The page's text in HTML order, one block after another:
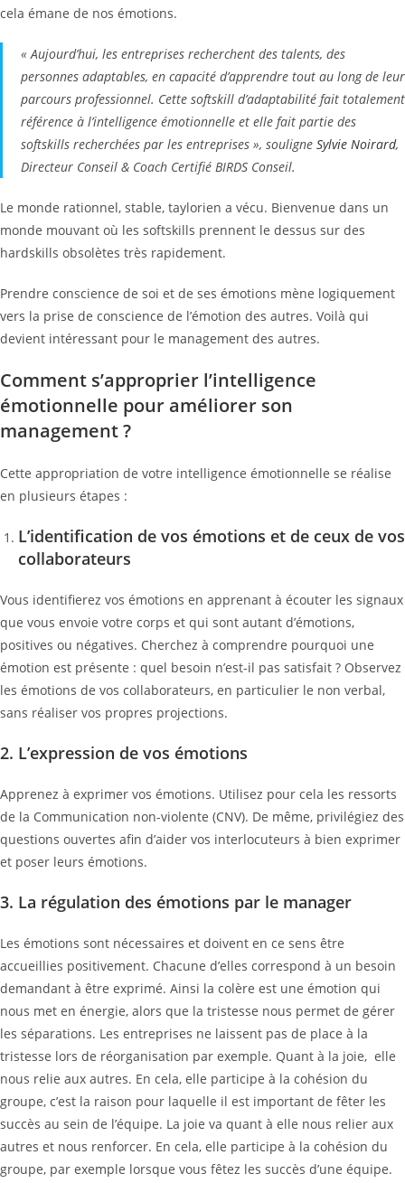
cela émane de nos émotions.
« Aujourd’hui, les entreprises recherchent des talents, des
personnes adaptables, en capacité d’apprendre tout au long de leur
parcours professionnel. Cette softskill d’adaptabilité fait totalement
référence à l’intelligence émotionnelle et elle fait partie des
softskills recherchées par les entreprises », souligne Sylvie Noirard,
Directeur Conseil & Coach Certifié BIRDS Conseil.
Le monde rationnel, stable, taylorien a vécu. Bienvenue dans un
monde mouvant où les softskills prennent le dessus sur des
hardskills obsolètes très rapidement.
Prendre conscience de soi et de ses émotions mène logiquement
vers la prise de conscience de l’émotion des autres. Voilà qui
devient intéressant pour le management des autres.
Comment s’approprier l’intelligence
émotionnelle pour améliorer son
management ?
Cette appropriation de votre intelligence émotionnelle se réalise
en plusieurs étapes :
L’identification de vos émotions et de ceux de vos
collaborateurs
Vous identifierez vos émotions en apprenant à écouter les signaux
que vous envoie votre corps et qui sont autant d’émotions,
positives ou négatives. Cherchez à comprendre pourquoi une
émotion est présente : quel besoin n’est-il pas satisfait ? Observez
les émotions de vos collaborateurs, en particulier le non verbal,
sans réaliser vos propres projections.
2. L’expression de vos émotions
Apprenez à exprimer vos émotions. Utilisez pour cela les ressorts
de la Communication non-violente (CNV). De même, privilégiez des
questions ouvertes afin d’aider vos interlocuteurs à bien exprimer
et poser leurs émotions.
3. La régulation des émotions par le manager
Les émotions sont nécessaires et doivent en ce sens être
accueillies positivement. Chacune d’elles correspond à un besoin
demandant à être exprimé. Ainsi la colère est une émotion qui
nous met en énergie, alors que la tristesse nous permet de gérer
les séparations. Les entreprises ne laissent pas de place à la
tristesse lors de réorganisation par exemple. Quant à la joie, elle
nous relie aux autres. En cela, elle participe à la cohésion du
groupe, c’est la raison pour laquelle il est important de fêter les
succès au sein de l’équipe. La joie va quant à elle nous relier aux
autres et nous renforcer. En cela, elle participe à la cohésion du
groupe, par exemple lorsque vous fêtez les succès d’une équipe.